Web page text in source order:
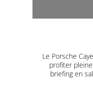
Le Porsche
profiter
briefing en